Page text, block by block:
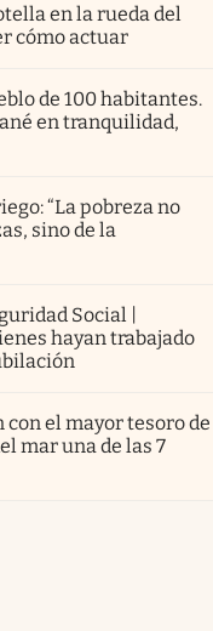
en la rueda del
cómo actuar
de 100 habitantes.
en tranquilidad,
“La pobreza no
sino de la
Social |
hayan trabajado
el mayor tesoro de
mar una de las 7